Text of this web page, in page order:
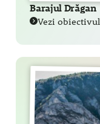
Barajul Drăgan
Vezi obiectivul